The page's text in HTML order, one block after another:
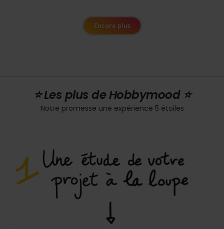
Encore plus
⭐️ Les plus de Hobbymood ⭐️
Notre promesse une expérience 5 étoiles